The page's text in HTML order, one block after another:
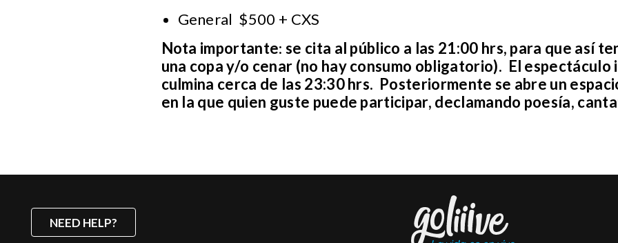
General $500 + CXS
Nota importante: se cita al público a las 21:00 hrs, para que así
una copa y/o cenar (no hay consumo obligatorio). El espectáculo
culmina cerca de las 23:30 hrs. Posteriormente se abre un
en la que quien guste puede participar, declamando poesía,
NEED HELP?